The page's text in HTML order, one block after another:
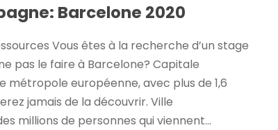
Barcelone 2020
Vous êtes à la recherche d’un stage
pas le faire à Barcelone? Capitale
métropole européenne, avec plus de 1,6
jamais de la découvrir. Ville
millions de personnes qui viennent...